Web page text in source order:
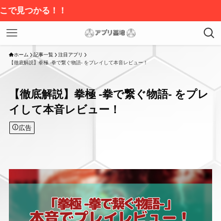
ホーム 記事一覧
注目アプリ
【徹底解説】拳極 -拳で繋ぐ物語- をプレイして本音レビュー！
【徹底解説】拳極 -拳で繋ぐ物語- をプレ
イして本音レビュー！
広告